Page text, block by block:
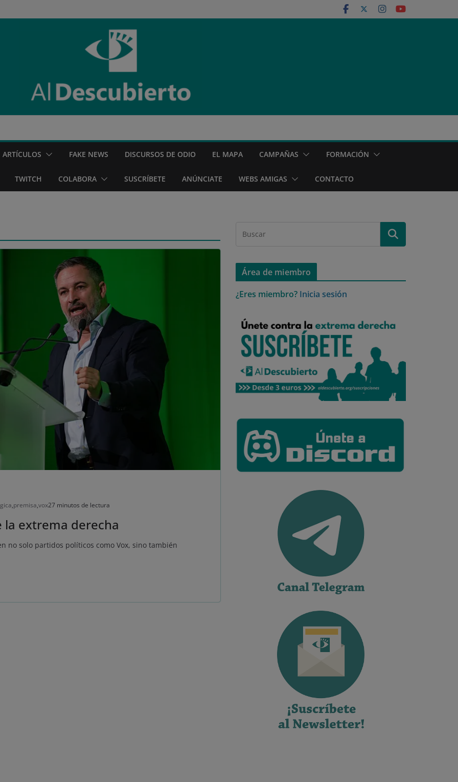
ARTÍCULOS FAKE NEWS DISCURSOS DE ODIO EL MAPA CAMPAÑAS FORMACIÓN
TWITCH COLABORA SUSCRÍBETE ANÚNCIATE WEBS AMIGAS CONTACTO
,premisa,vox27 minutos de lectura
extrema derecha
no solo partidos políticos como Vox, sino también
Área de miembro
¿Eres miembro? Inicia sesión